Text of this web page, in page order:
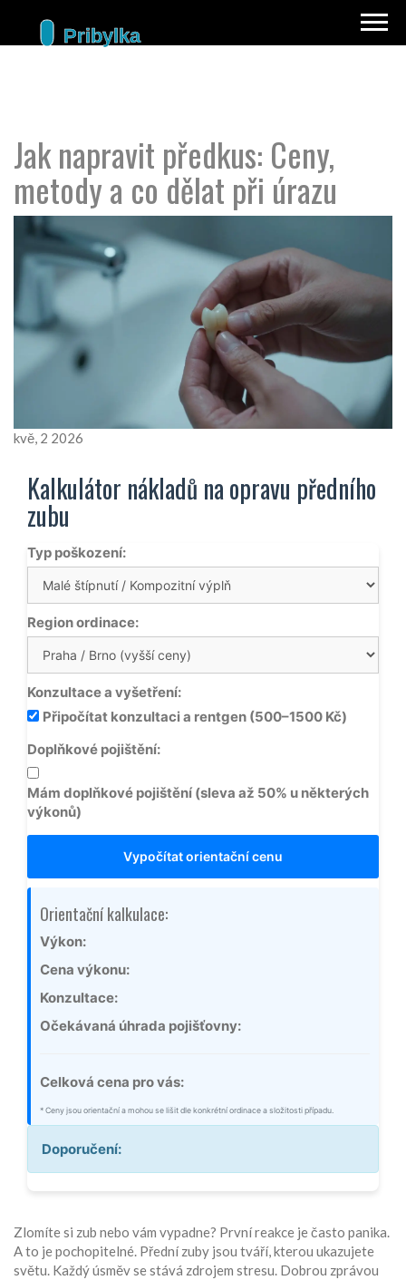
Jak napravit předkus: Ceny,
metody a co dělat při úrazu
kvě, 2 2026
Kalkulátor nákladů na opravu předního
zubu
Typ poškození:
Region ordinace:
Konzultace a vyšetření:
Připočítat konzultaci a rentgen (500–1500 Kč)
Doplňkové pojištění:
Mám doplňkové pojištění (sleva až 50% u některých
výkonů)
Vypočítat orientační cenu
Orientační kalkulace:
Výkon:
Cena výkonu:
Konzultace:
Očekávaná úhrada pojišťovny:
Celková cena pro vás:
* Ceny jsou orientační a mohou se lišit dle konkrétní ordinace a složitosti případu.
Doporučení:
Zlomíte si zub nebo vám vypadne? První reakce je často panika.
A to je pochopitelné. Přední zuby jsou tváří, kterou ukazujete
světu. Každý úsměv se stává zdrojem stresu. Dobrou zprávou